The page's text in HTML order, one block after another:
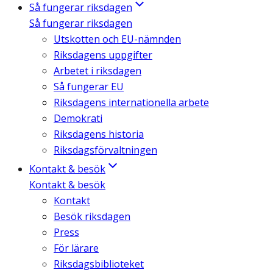
Så fungerar riksdagen
Så fungerar riksdagen
Utskotten och EU-nämnden
Riksdagens uppgifter
Arbetet i riksdagen
Så fungerar EU
Riksdagens internationella arbete
Demokrati
Riksdagens historia
Riksdagsförvaltningen
Kontakt & besök
Kontakt & besök
Kontakt
Besök riksdagen
Press
För lärare
Riksdagsbiblioteket